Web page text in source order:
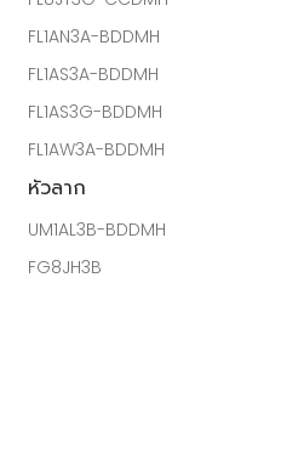
FL1AN3A-BDDMH
FL1AS3A-BDDMH
FL1AS3G-BDDMH
FL1AW3A-BDDMH
หัวลาก
UM1AL3B-BDDMH
FG8JH3B